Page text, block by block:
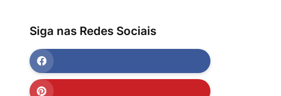
Siga nas Redes Sociais